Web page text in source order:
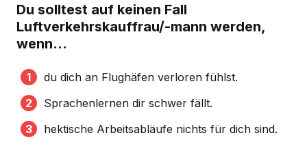
Du solltest auf keinen Fall
Luftverkehrskauffrau/-mann werden,
wenn...
du dich an Flughäfen verloren fühlst.
Sprachenlernen dir schwer fällt.
hektische Arbeitsabläufe nichts für dich sind.